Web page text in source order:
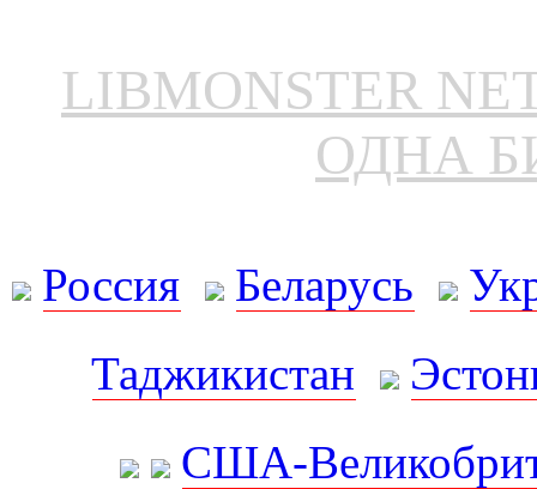
LIBMONSTER
ОДНА
Россия Беларусь
Таджикистан
США-